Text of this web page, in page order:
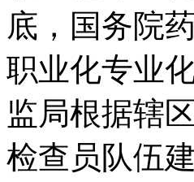
底，国务院
职业化专业
监局根据辖
检查员队伍